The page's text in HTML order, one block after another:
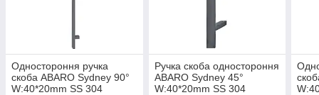
Одностороння ручка
скоба ABARO Sydney 90°
W:40*20mm SS 304
Ручка скоба одностороння
ABARO Sydney 45°
W:40*20mm SS 304